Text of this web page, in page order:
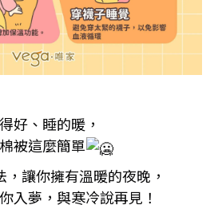
好、睡的暖，
被這麼簡單
讓你擁有溫暖的夜晚，
入夢，與寒冷說再見！